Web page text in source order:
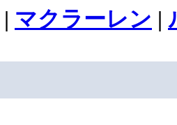
マクラーレン |